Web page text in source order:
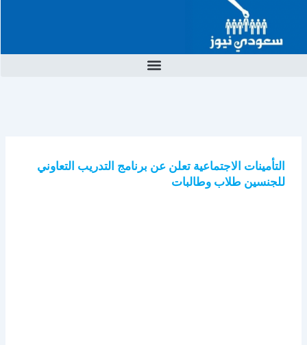
المحتوى
التأمينات الاجتماعية تعلن عن برنامج التدريب التعاوني
للجنسين طلاب وطالبات